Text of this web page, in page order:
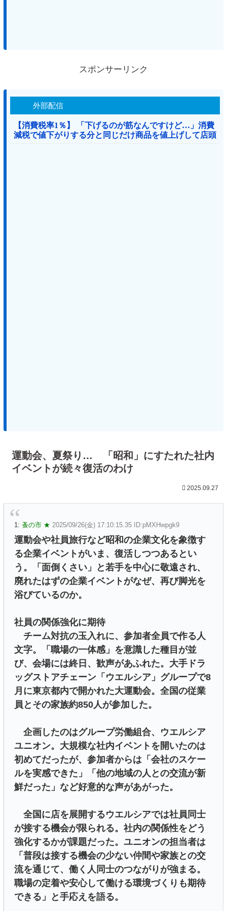
スポンサーリンク
外部配信
【消費税率1％】 「下げるのが筋なんですけど…」消費
減税で値下がりする分と同じだけ商品を値上げして店頭
価格を変えない店も
運動会、夏祭り… 「昭和」にすたれた社内
イベントが続々復活のわけ
2025.09.27
1: 蚤の市 ★ 2025/09/26(金) 17:10:15.35 ID:pMXHwpgk9
運動会や社員旅行など昭和の企業文化を象徴す
る企業イベントがいま、復活しつつあるとい
う。「面倒くさい」と若手を中心に敬遠され、
廃れたはずの企業イベントがなぜ、再び脚光を
浴びているのか。
社員の関係強化に期待
チーム対抗の玉入れに、参加者全員で作る人
文字。「職場の一体感」を意識した種目が並
び、会場には終日、歓声があふれた。大手ドラ
ッグストアチェーン「ウエルシア」グループで8
月に東京都内で開かれた大運動会。全国の従業
員とその家族約850人が参加した。
企画したのはグループ労働組合、ウエルシア
ユニオン。大規模な社内イベントを開いたのは
初めてだったが、参加者からは「会社のスケー
ルを実感できた」「他の地域の人との交流が新
鮮だった」など好意的な声があがった。
全国に店を展開するウエルシアでは社員同士
が接する機会が限られる。社内の関係性をどう
強化するかが課題だった。ユニオンの担当者は
「普段は接する機会の少ない仲間や家族との交
流を通じて、働く人同士のつながりが強まる。
職場の定着や安心して働ける環境づくりも期待
できる」と手応えを語る。